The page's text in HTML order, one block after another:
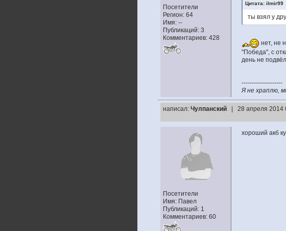
Посетители
Регион: 64
Имя: --
Публикаций: 3
Комментариев: 428
Цитата: ilmir99
ты взял у
нет, не
"Победа", с
день не
--------------------
Я не храплю,
написал: Чулпанский | 28 апреля
Посетители
Имя: Павел
Публикаций: 1
Комментариев: 60
хороший акб